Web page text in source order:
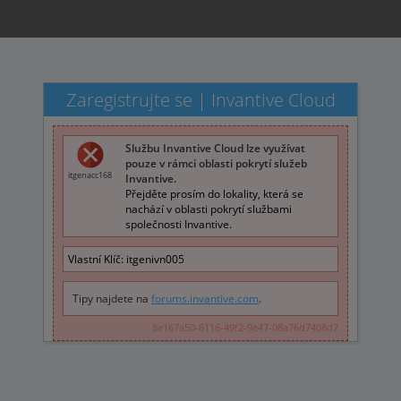
Zaregistrujte se | Invantive Cloud
itgenacc168
Službu Invantive Cloud lze využívat
pouze v rámci oblasti pokrytí služeb
Invantive.
Přejděte prosím do lokality, která se
nachází v oblasti pokrytí službami
společnosti Invantive.
Vlastní Klíč: itgenivn005
Tipy najdete na forums.invantive.com.
8e167a50-6116-49f2-9e47-08a76d7408d7